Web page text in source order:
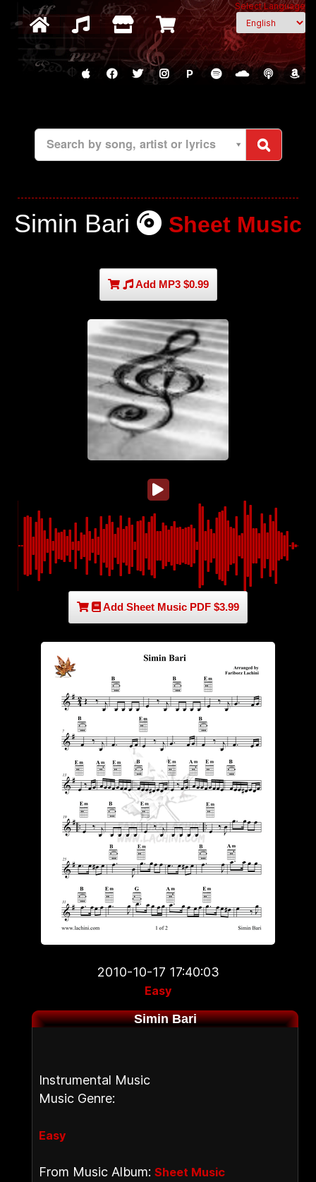
Select Language
P
Search by song, artist or lyrics
Simin Bari Sheet Music
Add MP3 $0.99
Add Sheet Music PDF $3.99
2010-10-17 17:40:03
Easy
Simin Bari
Instrumental Music
Music Genre:
Easy
From Music Album: Sheet Music